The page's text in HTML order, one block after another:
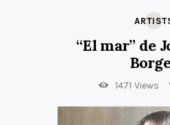
“El mar” de
1471 Views